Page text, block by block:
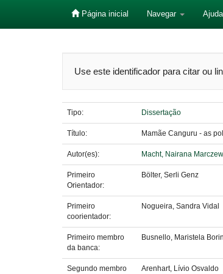
Página inicial Navegar Ajuda
Use este identificador para citar ou
Tipo: Dissertação
Título: Mamãe Canguru - as
Autor(es): Macht, Nairana
Primeiro
Orientador:
Bölter, Serli Genz
Primeiro
coorientador:
Nogueira, Sandra Vidal
Primeiro membro
da banca:
Busnello, Maristela Borin
Segundo membro
Arenhart, Lívio Osvaldo